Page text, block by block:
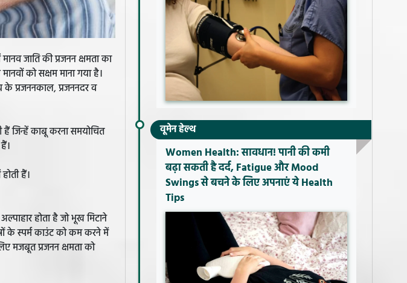
जाति की प्रजनन क्षमता का
को सक्षम माना गया है।
प्रजननकाल, प्रजननदर व
जिन्हें काबू करना समयोचित
हैं।
होता है जो भूख मिटाने
के स्पर्म काउंट को कम करने में
मजबूत प्रजनन क्षमता को
वूमेन हेल्थ
Women Health: सावधान! पानी की कमी
बढ़ा सकती है दर्द, Fatigue और Mood
Swings से बचने के लिए अपनाएं ये Health
Tips